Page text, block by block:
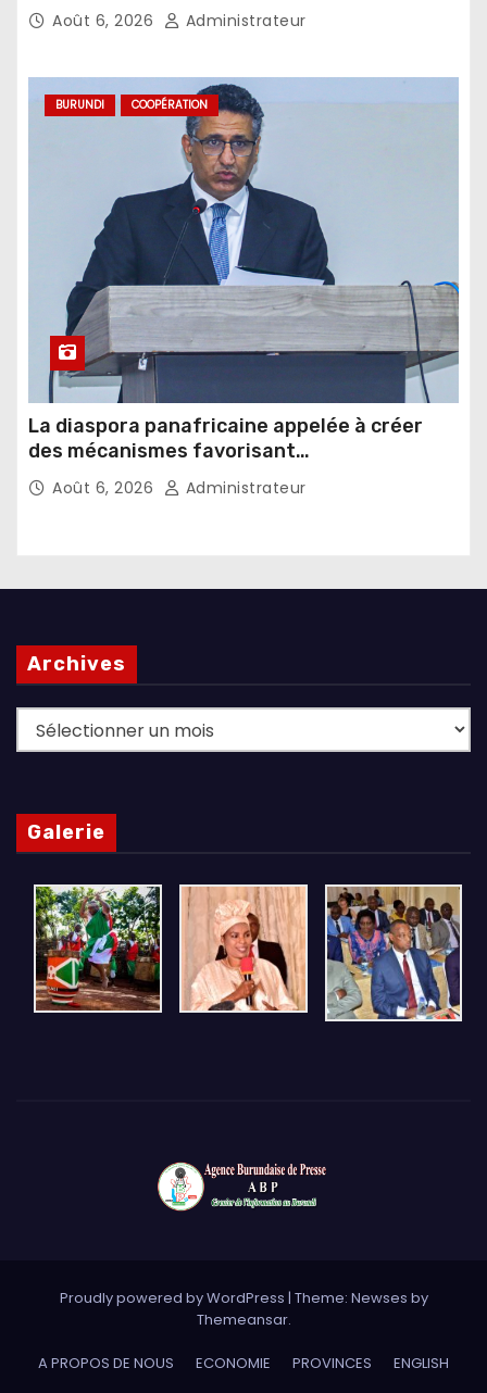
Août 6, 2026 Administrateur
BURUNDI COOPÉRATION
La diaspora panafricaine appelée à créer
des mécanismes favorisant
l’investissement dans les pays d’origine
Août 6, 2026 Administrateur
Archives
Archives
Galerie
Proudly powered by WordPress | Theme: Newses by
Themeansar.
A PROPOS DE NOUS ECONOMIE PROVINCES ENGLISH